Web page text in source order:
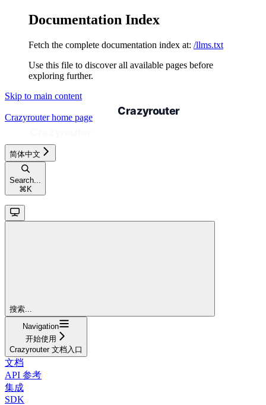
Documentation Index
Fetch the complete documentation index at: /llms.txt
Use this file to discover all available pages before
exploring further.
Skip to main content
Crazyrouterhome page
简体中文
Search...
⌘ K
搜索...
Navigation
开始使用
Crazyrouter 文档入口
文档
API 参考
集成
SDK